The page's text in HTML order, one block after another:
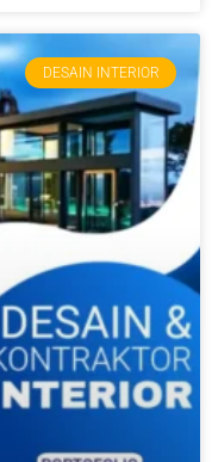
DESAIN INTERIOR